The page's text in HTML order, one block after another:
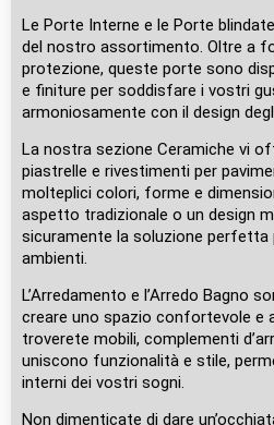
Le Porte Interne e le Porte
del nostro assortimento. Oltre a
protezione, queste porte sono
e finiture per soddisfare i vostri
armoniosamente con il design
La nostra sezione Ceramiche vi
piastrelle e rivestimenti per
molteplici colori, forme e
aspetto tradizionale o un design
sicuramente la soluzione perfetta
ambienti.
L’Arredamento e l’Arredo Bagno
creare uno spazio confortevole e
troverete mobili, complementi
uniscono funzionalità e stile,
interni dei vostri sogni.
Non dimenticate di dare